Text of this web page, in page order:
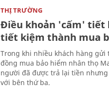
THỊ TRƯỜNG
Điều khoản 'cấm'
tiết kiệm thành mua
Trong khi nhiều khách hàng
đồng mua bảo hiểm nhân thọ
người đã được trả lại tiền
với bên thứ ba.